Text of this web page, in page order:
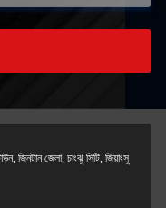
জিনটান জেলা, চাংঝু সিটি, জিয়াংসু